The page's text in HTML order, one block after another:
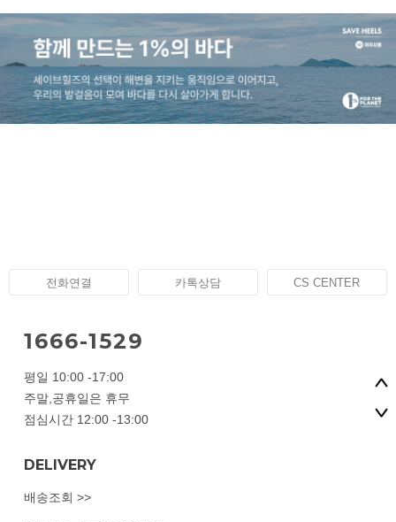
전화연결 카톡상담 CS CENTER
1666-1529
평일 10:00 -17:00
주말,공휴일은 휴무
점심시간 12:00 -13:00
DELIVERY
배송조회 >>